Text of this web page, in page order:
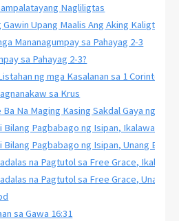
Nagliligtas
Upang Maalis Ang Aking Kaligtasan?
Mananagumpay sa Pahayag 2-3
sa Pahayag 2-3?
ng mga Kasalanan sa 1 Corinto
sa Krus
Na Maging Kasing Sakdal Gaya ng
Bilang Pagbabago ng Isipan, Ikalawang
Bilang Pagbabago ng Isipan, Unang
na Pagtutol sa Free Grace,
na Pagtutol sa Free Grace, Unang
sa Gawa 16:31